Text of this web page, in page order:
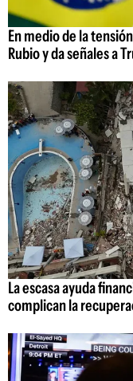
En medio de la
Rubio y da señales a
La escasa ayuda
complican la